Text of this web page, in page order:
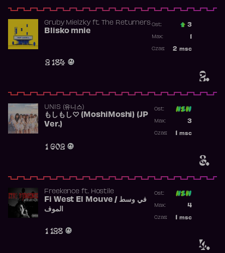
2.
Gruby Mielzkyft. The Returners
Blisko mnie
2 184
Ost.: 3
Max:
2 msc
Czas:
3.
UNIS (유니스)
もしもし♡ (MoshiMoshi) (JP
Ver.)
1 602
Ost:
3
Max:
msc
Czas:
4.
Freekence ft. Hostile
Fi West El Mouve / في وسط
الموف
1 128
Ost:
4
Max:
msc
Czas: